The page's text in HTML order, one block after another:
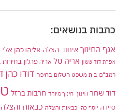
כתבות בנושאים:
אגף החינוך איחוד הצלה אליהו כהן אלי
אפרת דוד ששון אריה טל אריה פרג'ון בחירות
רמב"ם בית משפט השלום בחיפה דודו כהן
דוד שחר חינוך חינוך מיוחד חרבות ברזל
סיידה יוסף כהן כבאות והצלה כבאות